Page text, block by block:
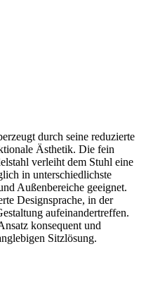
durch seine reduzierte
Ästhetik. Die fein
verleiht dem Stuhl eine
in unterschiedlichste
Außenbereiche geeignet.
Designsprache, in der
aufeinandertreffen.
konsequent und
Sitzlösung.